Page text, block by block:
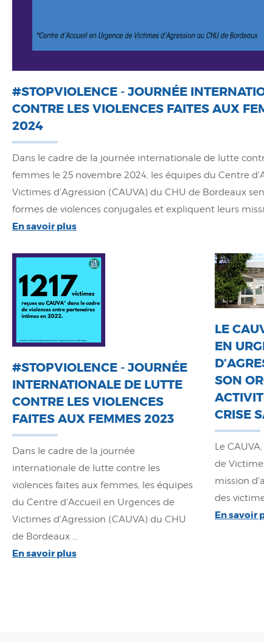
#STOPVIOLENCE - JOURNÉE
CONTRE LES VIOLENCES FAITES AUX
2024
Dans le cadre de la journée internationale de lutte
femmes le 25 novembre 2024, les équipes du Centre
Victimes d'Agression (CAUVA) du CHU de Bordeaux
formes de violences conjugales et expliquent leurs
En savoir plus
#STOPVIOLENCE - JOURNÉE
INTERNATIONALE DE LUTTE
CONTRE LES VIOLENCES
FAITES AUX FEMMES 2023
Dans le cadre de la journée
internationale de lutte contre les
violences faites aux femmes, les équipes
du Centre d'Accueil en Urgences de
Victimes d'Agression (CAUVA) du CHU
de Bordeaux ...
En savoir plus
LE
EN
SON
CRISE
Le
de
mission
des
En savoir